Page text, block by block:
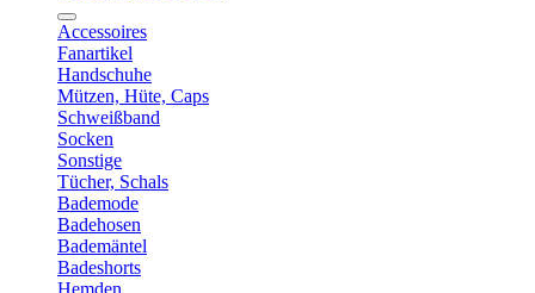
Accessoires
Fanartikel
Handschuhe
Mützen, Hüte, Caps
Schweißband
Socken
Sonstige
Tücher, Schals
Bademode
Badehosen
Bademäntel
Badeshorts
Hemden